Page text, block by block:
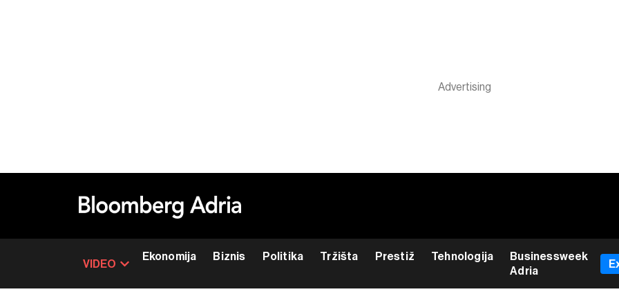
VIDEO
Ekonomija Biznis Politika Tržišta Prestiž Tehnologija
Businessweek
Adria